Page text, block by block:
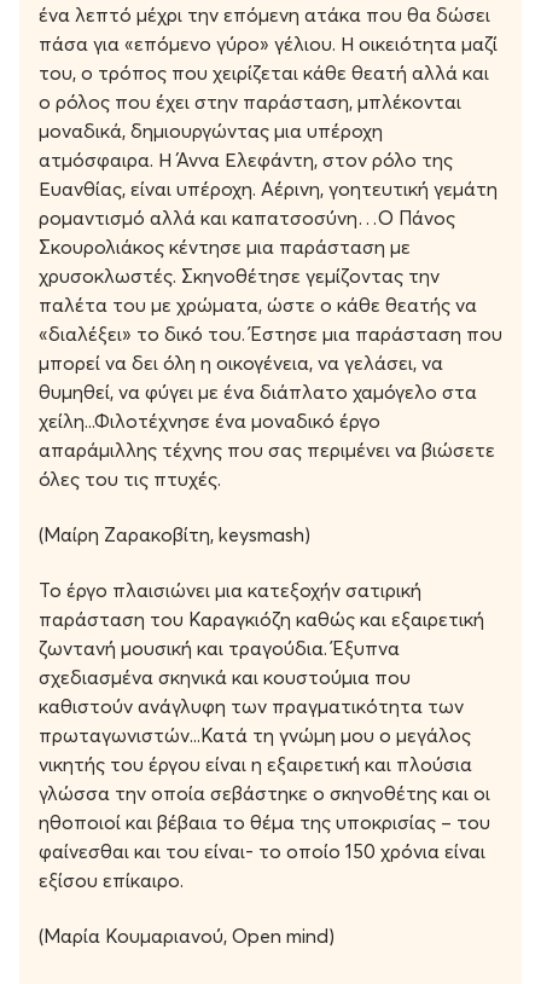
ένα λεπτό μέχρι την επόμενη ατάκα που θα δώσει
πάσα για «επόμενο γύρο» γέλιου. Η οικειότητα μαζί
του, ο τρόπος που χειρίζεται κάθε θεατή αλλά και
ο ρόλος που έχει στην παράσταση, μπλέκονται
μοναδικά, δημιουργώντας μια υπέροχη
ατμόσφαιρα. Η Άννα Ελεφάντη, στον ρόλο της
Ευανθίας, είναι υπέροχη. Αέρινη, γοητευτική γεμάτη
ρομαντισμό αλλά και καπατσοσύνη…Ο Πάνος
Σκουρολιάκος κέντησε μια παράσταση με
χρυσοκλωστές. Σκηνοθέτησε γεμίζοντας την
παλέτα του με χρώματα, ώστε ο κάθε θεατής να
«διαλέξει» το δικό του. Έστησε μια παράσταση που
μπορεί να δει όλη η οικογένεια, να γελάσει, να
θυμηθεί, να φύγει με ένα διάπλατο χαμόγελο στα
χείλη...Φιλοτέχνησε ένα μοναδικό έργο
απαράμιλλης τέχνης που σας περιμένει να βιώσετε
όλες του τις πτυχές.
(Μαίρη Ζαρακοβίτη, keysmash)
Το έργο πλαισιώνει μια κατεξοχήν σατιρική
παράσταση του Καραγκιόζη καθώς και εξαιρετική
ζωντανή μουσική και τραγούδια. Έξυπνα
σχεδιασμένα σκηνικά και κουστούμια που
καθιστούν ανάγλυφη των πραγματικότητα των
πρωταγωνιστών...Κατά τη γνώμη μου ο μεγάλος
νικητής του έργου είναι η εξαιρετική και πλούσια
γλώσσα την οποία σεβάστηκε ο σκηνοθέτης και οι
ηθοποιοί και βέβαια το θέμα της υποκρισίας – του
φαίνεσθαι και του είναι- το οποίο 150 χρόνια είναι
εξίσου επίκαιρο.
(Μαρία Κουμαριανού, Open mind)